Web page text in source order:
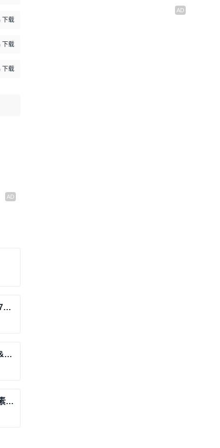
下载
下载
下载
5G手机射频进阶课程1—Phase1~Phase7的演化&射频框图解读
5G手机射频高阶课程--射频框图、原理图&PCB专题、ACLR专题、杂散专题、干扰专题
射频人必懂：ACLR到底是什么？影响因素、测试方法及问题排查全解析